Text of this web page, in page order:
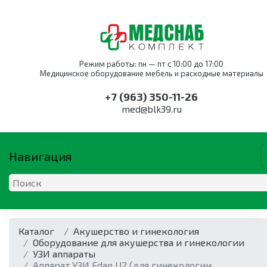
Режим работы: пн — пт с 10:00 до 17:00
Медицинское оборудование мебель и расходные материалы
+7 (963) 350-11-26
med@blk39.ru
Навигация
ОБОРУДОВАНИЕ
Оборудование для
акушерства и
гинекологии
Дыхательная
техника
КАТАЛОГ ПО
Акушерство и
гинекология
Оборудование для
Анестезиология и
реанимация
МЕБЕЛЬ
Оснащение
службы крови
Кресла для забора
Мебель для
акушерства и
Каталог
Акушерство и гинекология
Оборудование для акушерства и гинекологии
УЗИ аппараты